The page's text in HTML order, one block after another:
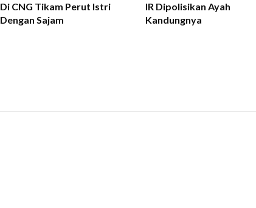
Di CNG Tikam Perut Istri
Dengan Sajam
IR Dipolisikan Ayah
Kandungnya